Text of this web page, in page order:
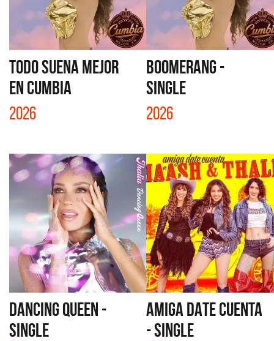
TODO SUENA MEJOR
EN CUMBIA
2026
BOOMERANG -
SINGLE
2026
DANCING QUEEN -
SINGLE
AMIGA DATE CUENTA
- SINGLE